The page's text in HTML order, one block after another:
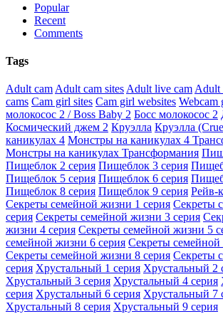
Popular
Recent
Comments
Tags
Adult cam Adult cam sites Adult live cam Adult
cams Cam girl sites Cam girl websites Webcam
молокосос 2 / Boss Baby 2 Босс молокосос 2
Космический джем 2 Круэлла Круэлла
каникулах 4 Монстры на каникулах 4
Монстры на каникулах Трансформания
Пищеблок 2 серия Пищеблок 3 серия
Пищеблок 5 серия Пищеблок 6 серия
Пищеблок 8 серия Пищеблок 9 серия Рейв-
Секреты семейной жизни 1 серия Секреты
серия Секреты семейной жизни 3 серия
жизни 4 серия Секреты семейной жизни 5
семейной жизни 6 серия Секреты семейной
Секреты семейной жизни 8 серия Секреты
серия Хрустальный 1 серия Хрустальный 2
Хрустальный 3 серия Хрустальный 4 серия
серия Хрустальный 6 серия Хрустальный 7
Хрустальный 8 серия Хрустальный 9 серия